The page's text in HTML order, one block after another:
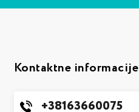
Kontaktne informacije
+38163660075